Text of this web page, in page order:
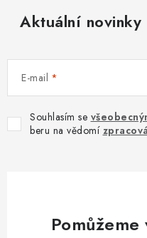
Aktuální novinky
E-mail
Souhlasím se
beru na vědomí